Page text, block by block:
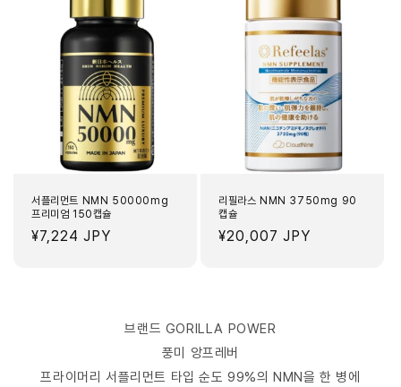
서플리먼트 NMN 50000mg
프리미엄 150캡슐
정
¥7,224 JPY
리필라스 NMN 3750mg 90
캡슐
정
¥20,007 JPY
브랜드 GORILLA POWER
풍미 앙프레버
프라이머리 서플리먼트 타입 순도 99%의 NMN을 한 병에